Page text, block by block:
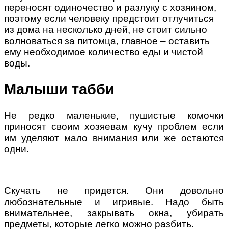
переносят одиночество и разлуку с хозяином,
поэтому если человеку предстоит отлучиться
из дома на несколько дней, не стоит сильно
волноваться за питомца, главное – оставить
ему необходимое количество еды и чистой
воды.
Малыши табби
Не редко маленькие, пушистые комочки
приносят своим хозяевам кучу проблем если
им уделяют мало внимания или же остаются
одни.
Скучать не придется. Они довольно
любознательные и игривые. Надо быть
внимательнее, закрывать окна, убирать
предметы, которые легко можно разбить.